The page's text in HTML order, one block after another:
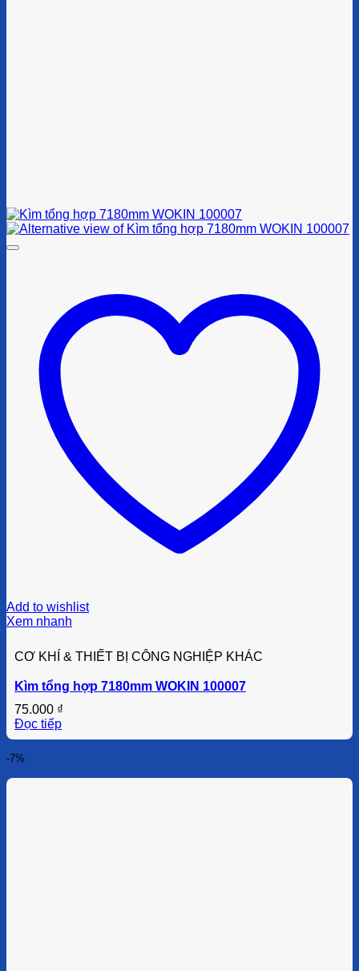
Add to wishlist
Xem nhanh
CƠ KHÍ & THIẾT BỊ CÔNG NGHIỆP KHÁC
Kìm tổng hợp 7180mm WOKIN 100007
75.000 ₫
Đọc tiếp
-7%